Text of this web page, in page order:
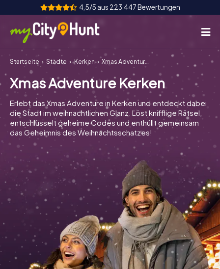
4,5/5 aus 223.447 Bewertungen
So funktioniert's
Städte
Touren
Teamevent
Tickets
INT AT CH
FR UK
IT
Tickets buchen
Startseite Städte Kerken Xmas Adventure Kerken
Xmas Adventure Kerken
Erlebt das Xmas Adventure in Kerken und entdeckt dabei
die Stadt im weihnachtlichen Glanz. Löst knifflige Rätsel,
entschlüsselt geheime Codes und enthüllt gemeinsam
das Geheimnis des Weihnachtsschatzes!